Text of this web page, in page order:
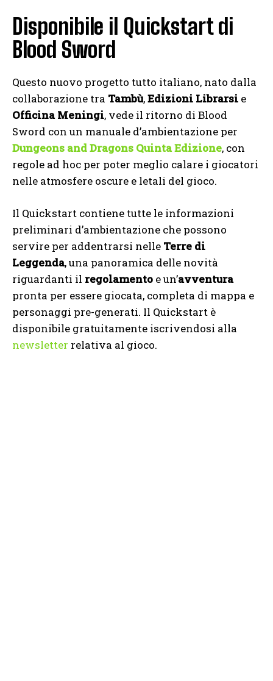
Disponibile il Quickstart di
Blood Sword
Questo nuovo progetto tutto italiano, nato dalla
collaborazione tra Tambù,Edizioni Librarsi e
Officina Meningi, vede il ritorno di Blood
Sword con un manuale d’ambientazione per
Dungeons and Dragons Quinta Edizione, con
regole ad hoc per poter meglio calare i giocatori
nelle atmosfere oscure e letali del gioco.
Il Quickstart contiene tutte le informazioni
preliminari d’ambientazione che possono
servire per addentrarsi nelle Terre di
Leggenda, una panoramica delle novità
riguardanti il regolamento e un’avventura
pronta per essere giocata, completa di mappa e
personaggi pre-generati. Il Quickstart è
disponibile gratuitamente iscrivendosi alla
newsletter relativa al gioco.